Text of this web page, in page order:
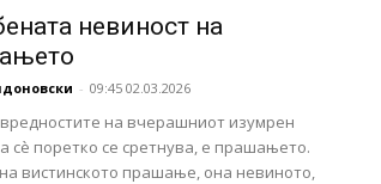
невиност на
- 09:45 02.03.2026
на вчерашниот изумрен
сè поретко се сретнува, е прашањето.
вистинското прашање, она невиното,